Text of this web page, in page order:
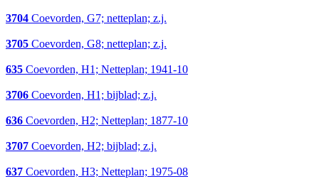
3704 Coevorden, G7; netteplan; z.j.
3705 Coevorden, G8; netteplan; z.j.
635 Coevorden, H1; Netteplan; 1941-10
3706 Coevorden, H1; bijblad; z.j.
636 Coevorden, H2; Netteplan; 1877-10
3707 Coevorden, H2; bijblad; z.j.
637 Coevorden, H3; Netteplan; 1975-08